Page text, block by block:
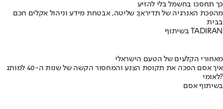
כך תחסכו בחשמל בלי להזיע
מהפכת האנרגיה של תדיראן: שליטה, אבטחת מידע וניהול אקלים חכם
בבית
בשיתוף TADIRAN
מאחורי הקלעים של הטעם הישראלי
איך אסם הפכה את תקופת הצנע והמחסור הקשה של שנות ה-40 למותג
לאומי?
בשיתוף אסם